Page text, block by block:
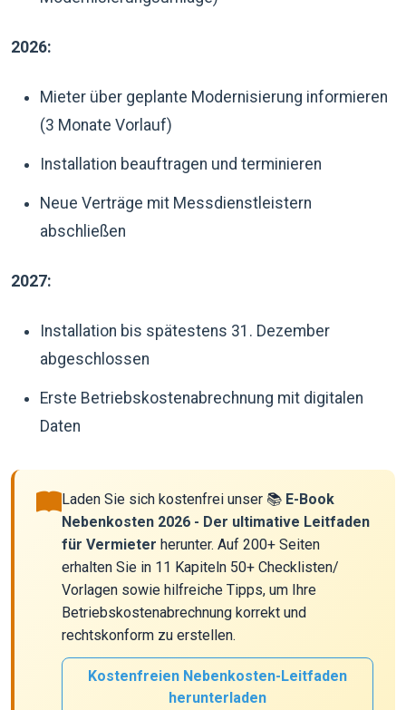
2026:
Mieter über geplante Modernisierung informieren
(3 Monate Vorlauf)
Installation beauftragen und terminieren
Neue Verträge mit Messdienstleistern
abschließen
2027:
Installation bis spätestens 31. Dezember
abgeschlossen
Erste Betriebskostenabrechnung mit digitalen
Daten
Laden Sie sich kostenfrei unser 📚 E-Book
Nebenkosten 2026 - Der ultimative Leitfaden
für Vermieter herunter. Auf 200+ Seiten
erhalten Sie in 11 Kapiteln 50+ Checklisten/
Vorlagen sowie hilfreiche Tipps, um Ihre
Betriebskostenabrechnung korrekt und
rechtskonform zu erstellen.
Kostenfreien Nebenkosten-Leitfaden
herunterladen